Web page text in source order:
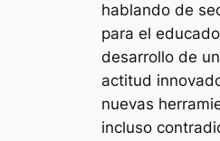
hablando de
para el
desarrollo de
actitud
nuevas
incluso